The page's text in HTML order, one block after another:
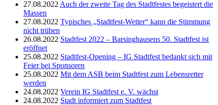
27.08.2022 Auch der zweite Tag des Stadtfestes begeistert die
Massen
27.08.2022 Typisches „Stadtfest-Wetter“ kann die Stimmung
nicht trüben
26.08.2022 Stadtfest 2022 – Barsinghausens 50. Stadtfest ist
eröffnet
25.08.2022 Stadtfest-Opening – IG Stadtfest bedankt sich mit
Feier bei Sponsoren
25.08.2022 Mit dem ASB beim Stadtfest zum Lebensretter
werden
24.08.2022 Verein IG Stadtfest e. V. wächst
24.08.2022 Stadt informiert zum Stadtfest